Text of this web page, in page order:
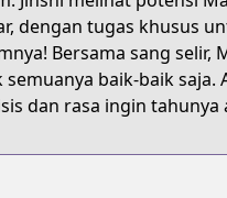
3269754496551508487
dengan tugas khusus
Bersama sang
semuanya baik-baik
dan rasa ingin